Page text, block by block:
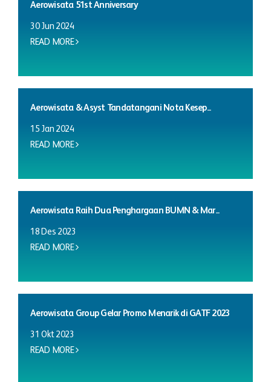
Aerowisata 51st Anniversary
30 Jun 2024
READ MORE
Aerowisata & Asyst Tandatangani Nota Kesep...
15 Jan 2024
READ MORE
Aerowisata Raih Dua Penghargaan BUMN & Mar...
18 Des 2023
READ MORE
Aerowisata Group Gelar Promo Menarik di GATF 2023
31 Okt 2023
READ MORE